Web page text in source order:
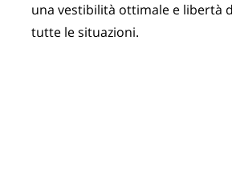
una vestibilità ottimale e libertà
tutte le situazioni.